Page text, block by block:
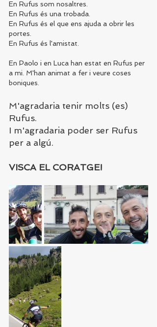
En Rufus som nosaltres.
En Rufus és una trobada.
En Rufus és el que ens ajuda a obrir les
portes.
En Rufus és l'amistat.
En Paolo i en Luca han estat en Rufus per
a mi. M'han animat a fer i veure coses
boniques.
M'agradaria tenir molts (es)
Rufus.
I m'agradaria poder ser Rufus
per a algú.
VISCA EL CORATGE!